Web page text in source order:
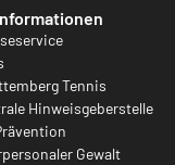
Tennis
Hinweisgeberstelle
Gewalt